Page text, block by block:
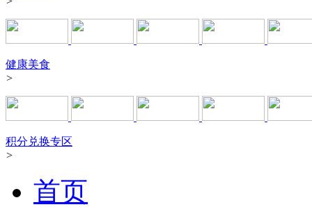
健康美食
>
积分兑换专区
>
首页